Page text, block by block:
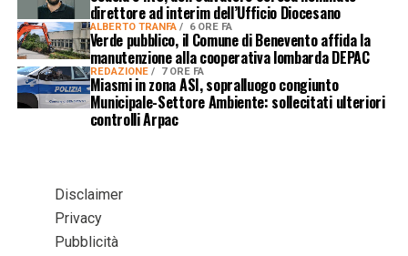
direttore ad interim dell’Ufficio Diocesano
ALBERTO TRANFA 6 ORE FA
Verde pubblico, il Comune di Benevento affida la
manutenzione alla cooperativa lombarda DEPAC
REDAZIONE 7 ORE FA
Miasmi in zona ASI, sopralluogo congiunto
Municipale-Settore Ambiente: sollecitati ulteriori
controlli Arpac
Disclaimer
Privacy
Pubblicità